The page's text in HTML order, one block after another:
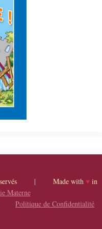
réservés | Made with ♥in
Materne
Politique de Confidentialité